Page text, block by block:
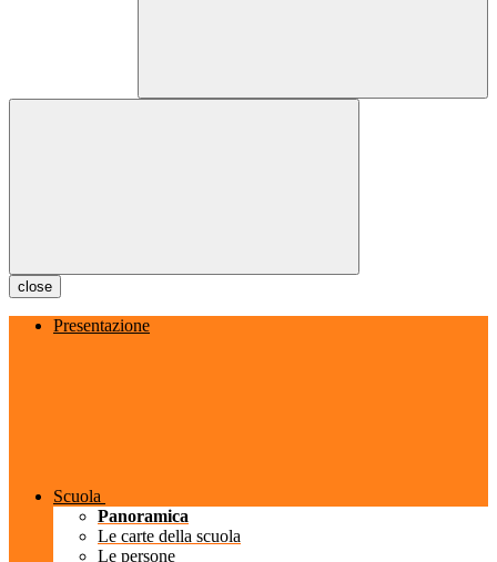
close
Presentazione
Scuola
Panoramica
Le carte della scuola
Le persone